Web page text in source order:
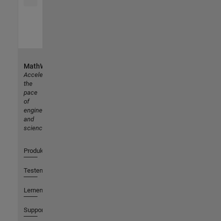
MathWorks
Accelerating
the
pace
of
engineering
and
science
Produkte
Testen oder Kaufen
Lernen
Support